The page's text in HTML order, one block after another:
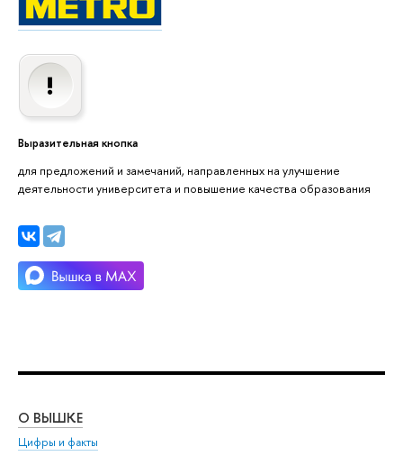
Выразительная кнопка
для предложений и замечаний, направленных на улучшение
деятельности университета и повышение качества образования
О ВЫШКЕ
Цифры и факты